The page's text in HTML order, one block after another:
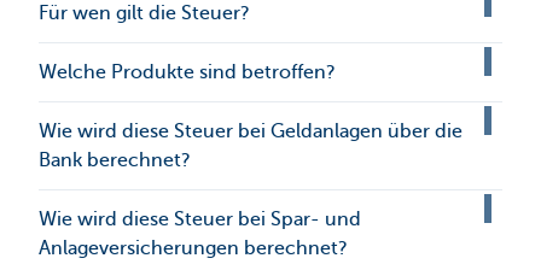
Für wen gilt die Steuer?
Welche Produkte sind betroffen?
Wie wird diese Steuer bei Geldanlagen über die
Bank berechnet?
Wie wird diese Steuer bei Spar- und
Anlageversicherungen berechnet?